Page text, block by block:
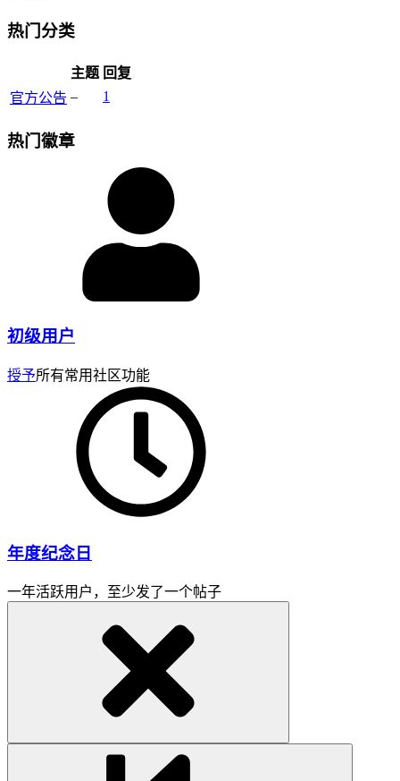
热门分类
主题 回复
官方公告 – 1
热门徽章
初级用户
授予所有常用社区功能
年度纪念日
一年活跃用户，至少发了一个帖子